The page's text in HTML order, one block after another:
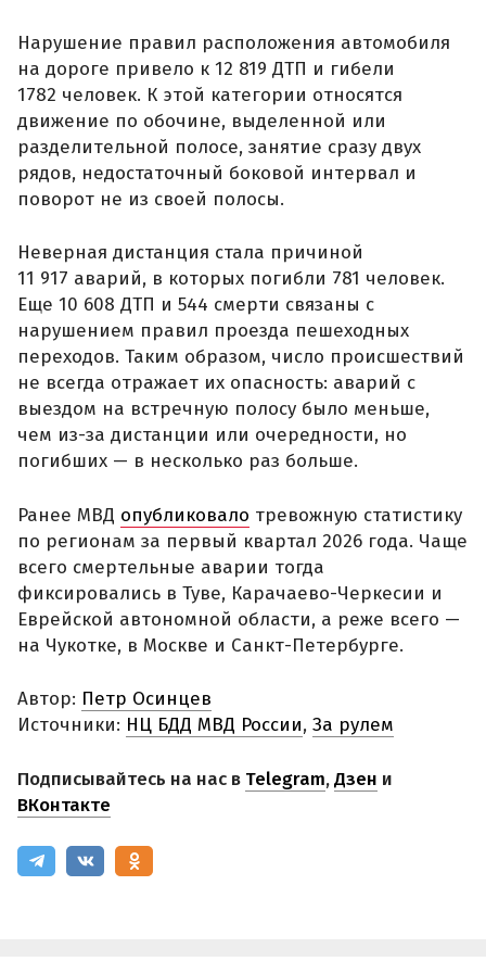
Нарушение правил расположения автомобиля
на дороге привело к 12 819 ДТП и гибели
1782 человек. К этой категории относятся
движение по обочине, выделенной или
разделительной полосе, занятие сразу двух
рядов, недостаточный боковой интервал и
поворот не из своей полосы.
Неверная дистанция стала причиной
11 917 аварий, в которых погибли 781 человек.
Еще 10 608 ДТП и 544 смерти связаны с
нарушением правил проезда пешеходных
переходов. Таким образом, число происшествий
не всегда отражает их опасность: аварий с
выездом на встречную полосу было меньше,
чем из-за дистанции или очередности, но
погибших — в несколько раз больше.
Ранее МВД опубликовало тревожную статистику
по регионам за первый квартал 2026 года. Чаще
всего смертельные аварии тогда
фиксировались в Туве, Карачаево-Черкесии и
Еврейской автономной области, а реже всего —
на Чукотке, в Москве и Санкт-Петербурге.
Автор: Петр Осинцев
Источники: НЦ БДД МВД России, За рулем
Подписывайтесь на нас в Telegram,Дзен и
ВКонтакте